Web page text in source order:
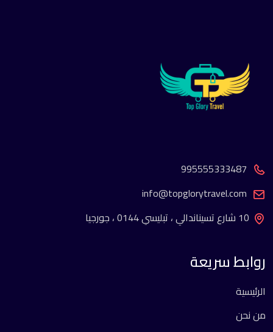
995555333487
info@topglorytravel.com
10 شارع تسيناندالي ، تبليسي 0144 ، جورجيا
روابط سريعة
الرئيسية
من نحن